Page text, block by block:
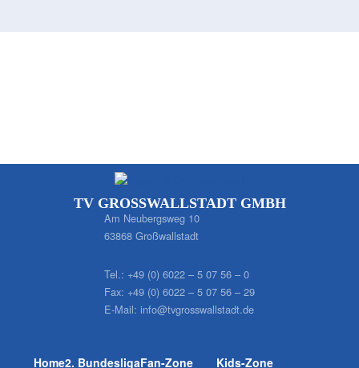
TV GROSSWALLSTADT GMBH
Am Neubergsweg 10
63868 Großwallstadt
Tel.: +49 (0) 6022 – 5 07 56 – 0
Fax: +49 (0) 6022 – 5 07 56 – 29
E-Mail: info@tvgrosswallstadt.de
Home2. BundesligaFan-Zone Kids-Zone